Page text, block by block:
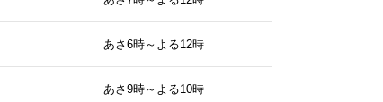
あさ6時～よる12時
あさ9時～よる10時